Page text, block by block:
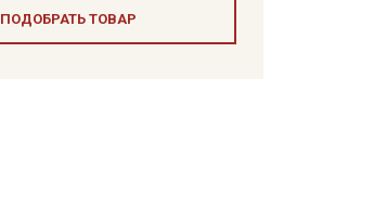
ПОДОБРАТЬ ТОВАР